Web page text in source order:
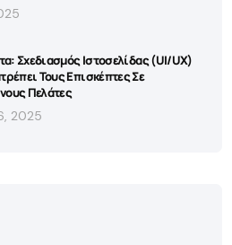
Σχεδιασμός Ιστοσελίδας (UI/UX)
Τους Επισκέπτες Σε
Πελάτες
2025